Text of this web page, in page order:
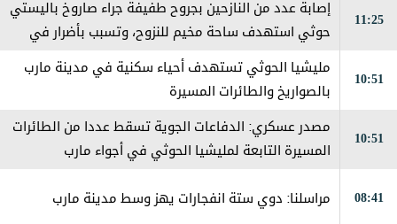
11:25
إصابة عدد من النازحين بجروح طفيفة جراء صاروخ باليستي
حوثي استهدف ساحة مخيم للنزوح، وتسبب بأضرار في
10:51
مليشيا الحوثي تستهدف أحياء سكنية في مدينة مارب
بالصواريخ والطائرات المسيرة
10:51
مصدر عسكري: الدفاعات الجوية تسقط عددا من الطائرات
المسيرة التابعة لمليشيا الحوثي في أجواء مارب
08:41 مراسلنا: دوي ستة انفجارات يهز وسط مدينة مارب